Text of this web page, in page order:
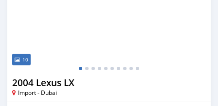
10
2004 Lexus LX
Import - Dubai